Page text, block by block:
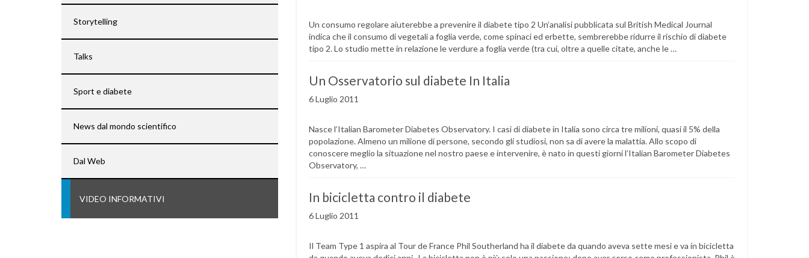
Storytelling
Talks
Sport e diabete
News dal mondo scientifico
Dal Web
VIDEO INFORMATIVI
Un consumo regolare aiuterebbe a prevenire il diabete tipo 2 Un’analisi pubblicata sul British Medical Journal
indica che il consumo di vegetali a foglia verde, come spinaci ed erbette, sembrerebbe ridurre il rischio di diabete
tipo 2. Lo studio mette in relazione le verdure a foglia verde (tra cui, oltre a quelle citate, anche le …
Un Osservatorio sul diabete In Italia
6 Luglio 2011
Nasce l’Italian Barometer Diabetes Observatory. I casi di diabete in Italia sono circa tre milioni, quasi il 5% della
popolazione. Almeno un milione di persone, secondo gli studiosi, non sa di avere la malattia. Allo scopo di
conoscere meglio la situazione nel nostro paese e intervenire, è nato in questi giorni l’Italian Barometer Diabetes
Observatory, …
In bicicletta contro il diabete
6 Luglio 2011
Il Team Type 1 aspira al Tour de France Phil Southerland ha il diabete da quando aveva sette mesi e va in bicicletta